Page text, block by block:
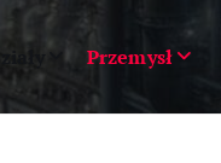
Przemysł